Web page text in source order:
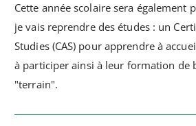
Cette année scolaire sera également
je vais reprendre des études : un
Studies (CAS) pour apprendre à
à participer ainsi à leur formation de
"terrain".